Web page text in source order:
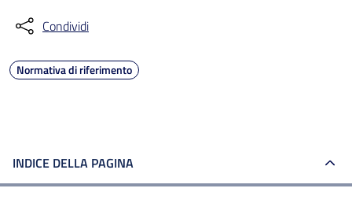
Condividi
Normativa di riferimento
INDICE DELLA PAGINA